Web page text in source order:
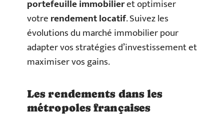
portefeuille immobilieret optimiser
votrerendement locatif. Suivez les
évolutions du marché immobilier pour
adapter vos stratégies d’investissement et
maximiser vos gains.
Les rendements dans les
métropoles françaises